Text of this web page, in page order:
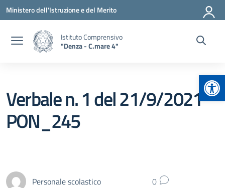
Vai ai contenuti
Vai al menu di navigazione
Vai al footer
Ministero dell'Istruzione e del Merito
Istituto Comprensivo
"Denza - C.mare 4"
Verbale n. 1 del 21/9/2021
PON_245
Personale scolastico 0